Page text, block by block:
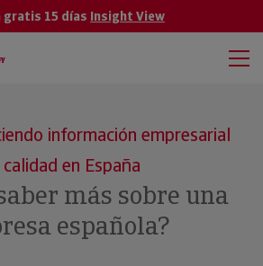
gratis 15 días Insight View
información empresarial
en España
más sobre una
española?